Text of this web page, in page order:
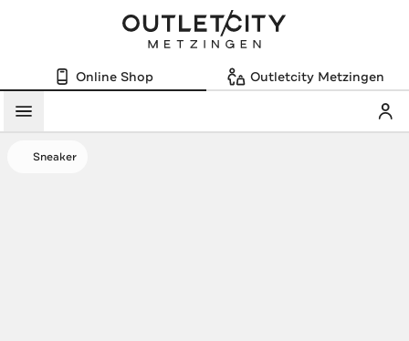
Online Shop Outletcity Metzingen
Menü
Sneaker